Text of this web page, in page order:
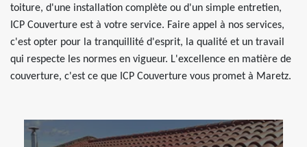
toiture, d'une installation complète ou d'un simple entretien,
ICP Couverture est à votre service. Faire appel à nos services,
c'est opter pour la tranquillité d'esprit, la qualité et un travail
qui respecte les normes en vigueur. L'excellence en matière de
couverture, c'est ce que ICP Couverture vous promet à Maretz.